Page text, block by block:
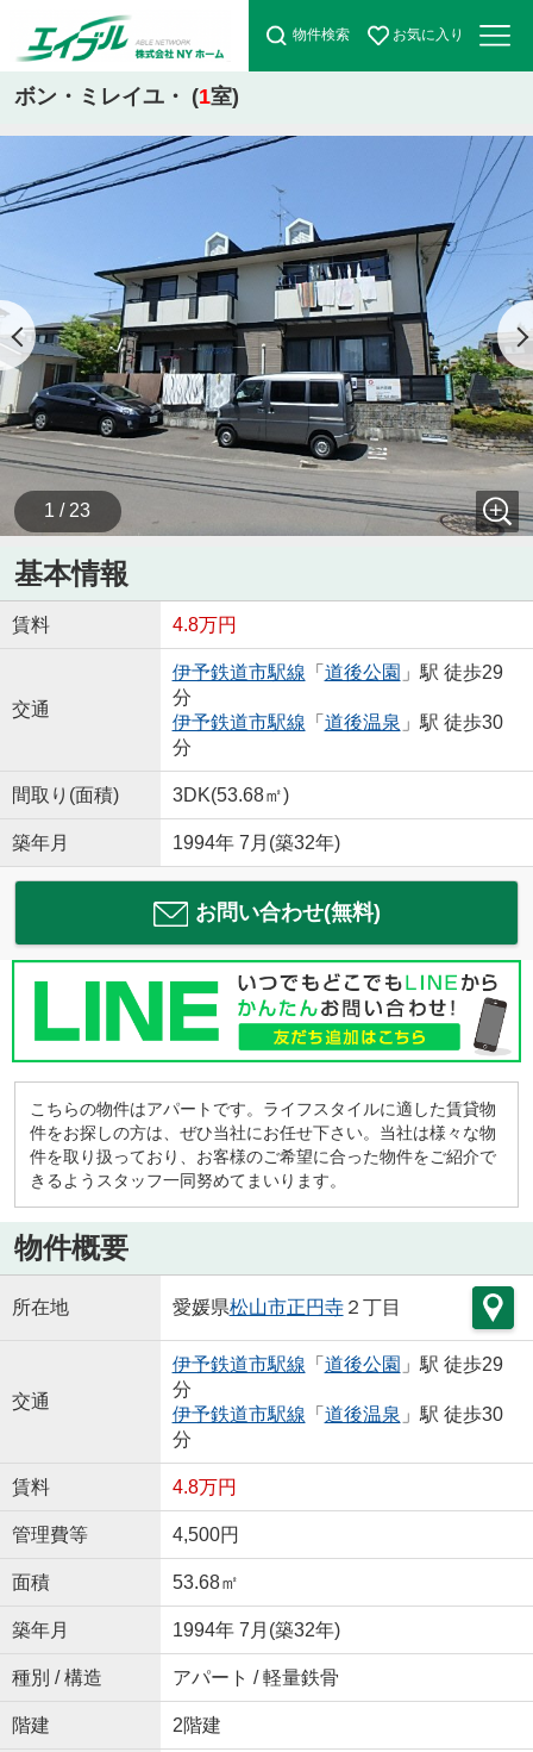
物件検索 お気に入り
ボン・ミレイユ・ (1室)
1 / 23
基本情報
賃料 4.8万円
交通
伊予鉄道市駅線 「 道後公園 」駅 徒歩29
分
伊予鉄道市駅線 「 道後温泉 」駅 徒歩30
分
間取り(面積) 3DK(53.68㎡)
築年月 1994年 7月(築32年)
お問い合わせ(無料)
こちらの物件はアパートです。ライフスタイルに適した賃貸物
件をお探しの方は、ぜひ当社にお任せ下さい。当社は様々な物
件を取り扱っており、お客様のご希望に合った物件をご紹介で
きるようスタッフ一同努めてまいります。
物件概要
所在地 愛媛県松山市正円寺２丁目
交通
伊予鉄道市駅線 「 道後公園 」駅 徒歩29
分
伊予鉄道市駅線 「 道後温泉 」駅 徒歩30
分
賃料 4.8万円
管理費等 4,500円
面積 53.68㎡
築年月 1994年 7月(築32年)
種別 / 構造 アパート / 軽量鉄骨
階建 2階建